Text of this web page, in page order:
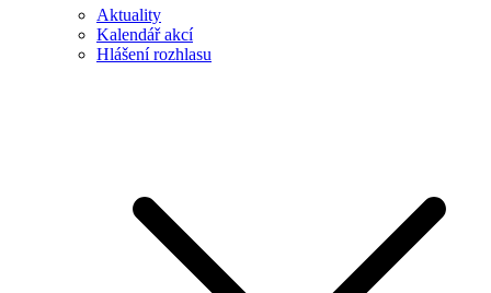
Aktuality
Kalendář akcí
Hlášení rozhlasu